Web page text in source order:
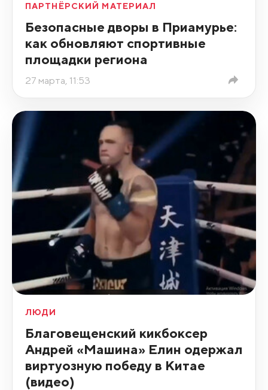
ПАРТНЁРСКИЙ МАТЕРИАЛ
Безопасные дворы в Приамурье:
как обновляют спортивные
площадки региона
27 марта, 11:53
ЛЮДИ
Благовещенский кикбоксер
Андрей «Машина» Елин одержал
виртуозную победу в Китае
(видео)